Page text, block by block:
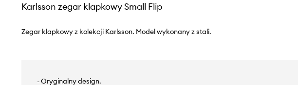
Karlsson zegar klapkowy Small Flip
Zegar klapkowy z kolekcji Karlsson. Model wykonany z stali.
- Oryginalny design.